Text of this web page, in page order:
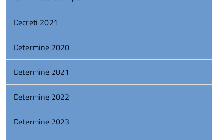
Decreti 2021
Determine 2020
Determine 2021
Determine 2022
Determine 2023